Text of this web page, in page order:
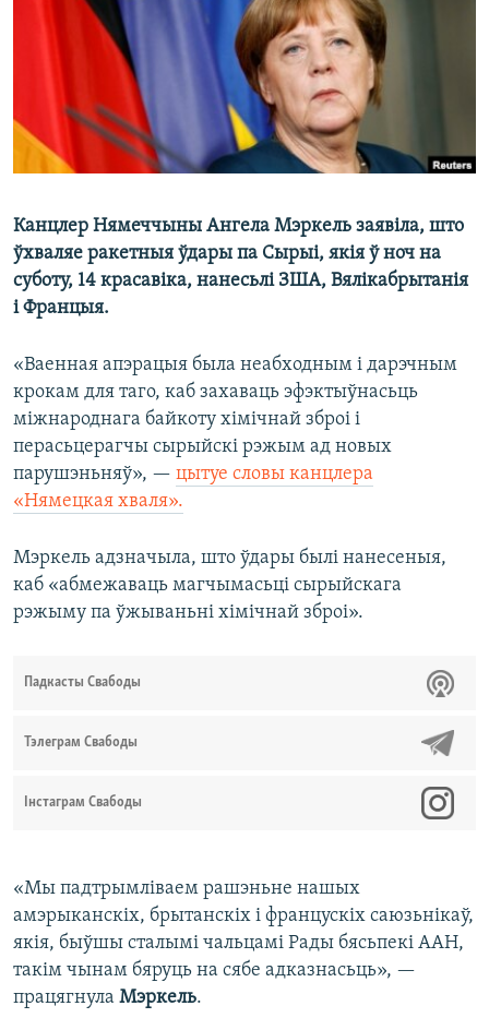
КУЛЬТУРА
НА ХВАЛЯХ СВАБОДЫ
Канцлер Нямеччыны Ангела Мэркель заявіла, што
ўхваляе ракетныя ўдары па Сырыі, якія ў ноч на
суботу, 14 красавіка, нанесьлі ЗША, Вялікабрытанія
і Францыя.
«Ваенная апэрацыя была неабходным і дарэчным
крокам для таго, каб захаваць эфэктыўнасьць
міжнароднага байкоту хімічнай зброі і
перасьцерагчы сырыйскі рэжым ад новых
парушэньняў», — цытуе словы канцлера
«Нямецкая хваля».
Мэркель адзначыла, што ўдары былі нанесеныя,
каб «абмежаваць магчымасьці сырыйскага
рэжыму па ўжываньні хімічнай зброі».
Падкасты Свабоды
Тэлеграм Свабоды
Інстаграм Свабоды
«Мы падтрымліваем рашэньне нашых
амэрыканскіх, брытанскіх і францускіх саюзьнікаў,
якія, быўшы сталымі чальцамі Рады бясьпекі ААН,
такім чынам бяруць на сябе адказнасьць», —
працягнула Мэркель.